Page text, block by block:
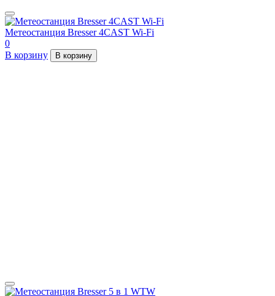
Метеостанция Bresser 4CAST Wi-Fi
0
В корзину
В корзину